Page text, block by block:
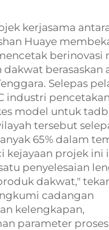
kerjasama
Huaye
berinovasi
berasaskan
Selepas
industri
model untuk
tersebut
65% dalam
kejayaan projek ini
penyelesaian
dakwat,"
cadangan
kelengkapan,
parameter